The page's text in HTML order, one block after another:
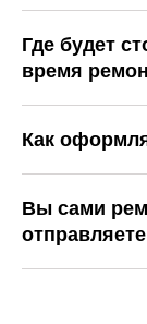
Где будет
время
Как
Вы сами